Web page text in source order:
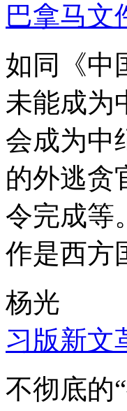
巴拿马文
如同《中
未能成为
会成为中
的外逃贪
令完成等
作是西方
杨光
习版新文
不彻底的